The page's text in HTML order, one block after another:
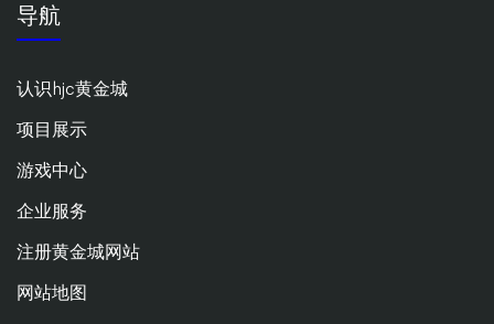
导航
认识hjc黄金城
项目展示
游戏中心
企业服务
注册黄金城网站
网站地图